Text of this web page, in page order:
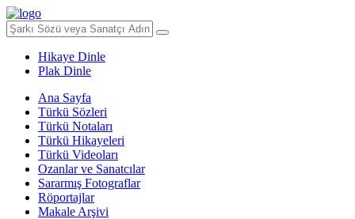
Hikaye Dinle
Plak Dinle
Ana Sayfa
Türkü Sözleri
Türkü Notaları
Türkü Hikayeleri
Türkü Videoları
Ozanlar ve Sanatcılar
Sararmış Fotograflar
Röportajlar
Makale Arşivi